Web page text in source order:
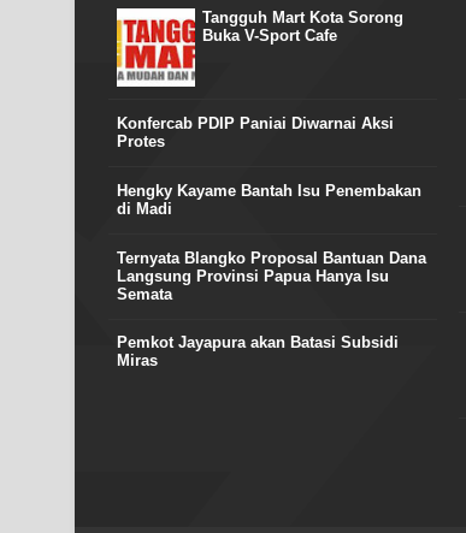
Tangguh Mart Kota Sorong
Buka V-Sport Cafe
Konfercab PDIP Paniai Diwarnai Aksi
Protes
Hengky Kayame Bantah Isu Penembakan
di Madi
Ternyata Blangko Proposal Bantuan Dana
Langsung Provinsi Papua Hanya Isu
Semata
Pemkot Jayapura akan Batasi Subsidi
Miras